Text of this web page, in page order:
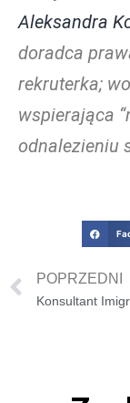
Aleksandra
doradca
rekruterka;
wspierająca
odnalezieniu
POPRZEDNI
Konsultant